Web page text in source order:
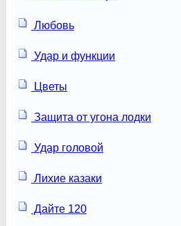
Любовь
Удар и функции
Цветы
Защита от угона лодки
Удар головой
Лихие казаки
Дайте 120